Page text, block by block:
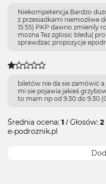
Niekompetencja.Bardzo
z przesiadkami niemozliwe
15:55) PKP dawno zmienily
mozna Tez zglosic bledu(
sprawdzac propozycje
biletów nie da sie zamówić
mi sie pojawia jakieś
to mam np od 9:30 do 9:30
Średnia ocena: 1 / Głosów: 2
e-podroznik.pl